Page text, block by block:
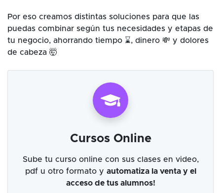
Por eso creamos distintas soluciones para que las
puedas combinar según tus necesidades y etapas de
tu negocio, ahorrando tiempo ⌛, dinero 💸 y dolores
de cabeza 🤯
Cursos Online
Sube tu curso online con sus clases en video,
pdf u otro formato y automatiza la venta y el
acceso de tus alumnos!